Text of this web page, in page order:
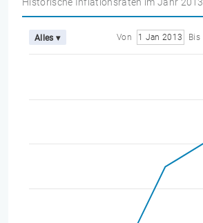
Alles ▾ Von 1 Jan 2013 Bis